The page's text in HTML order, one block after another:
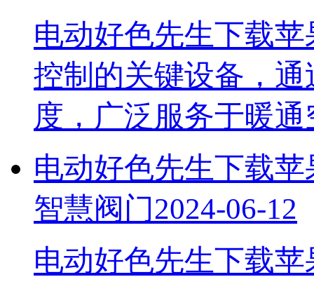
电动好色先生下载
控制的关键设备，
度，广泛服务于暖
电动好色先生下载苹
智慧阀门2024-06-12
电动好色先生下载